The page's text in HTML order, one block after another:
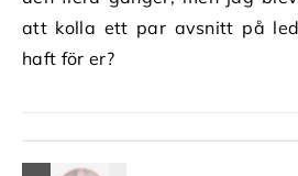
att kolla ett par avsnitt på
haft för er?